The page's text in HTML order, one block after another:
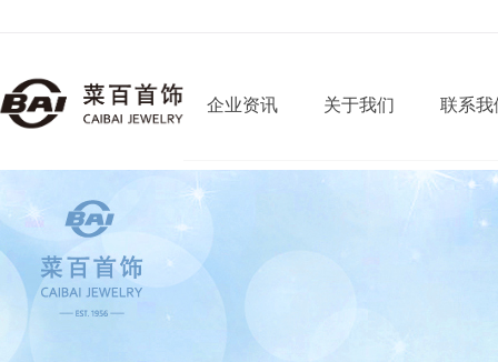
企业资讯 关于我们 联系我